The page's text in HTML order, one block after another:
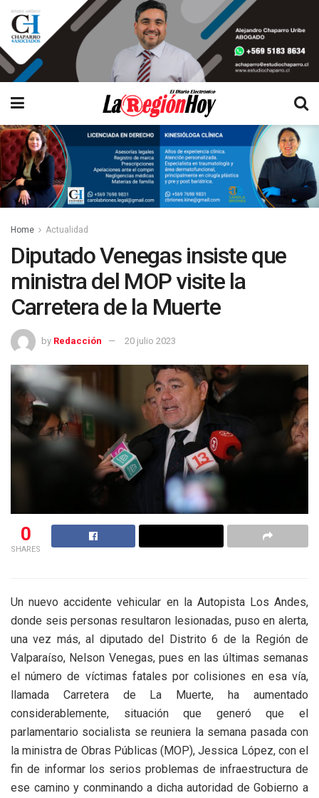
Home Actualidad
Diputado Venegas insiste que
ministra del MOP visite la
Carretera de la Muerte
by Redacción 20 julio 2023
0
SHARES
Un nuevo accidente vehicular en la Autopista Los Andes,
donde seis personas resultaron lesionadas, puso en alerta,
una vez más, al diputado del Distrito 6 de la Región de
Valparaíso, Nelson Venegas, pues en las últimas semanas
el número de víctimas fatales por colisiones en esa vía,
llamada Carretera de La Muerte, ha aumentado
considerablemente, situación que generó que el
parlamentario socialista se reuniera la semana pasada con
la ministra de Obras Públicas (MOP), Jessica López, con el
fin de informar los serios problemas de infraestructura de
ese camino y conminando a dicha autoridad de Gobierno a